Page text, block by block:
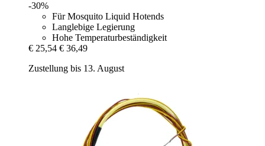
-30%
Für Mosquito Liquid Hotends
Langlebige Legierung
Hohe Temperaturbeständigkeit
€ 25,54 € 36,49
Zustellung bis 13. August